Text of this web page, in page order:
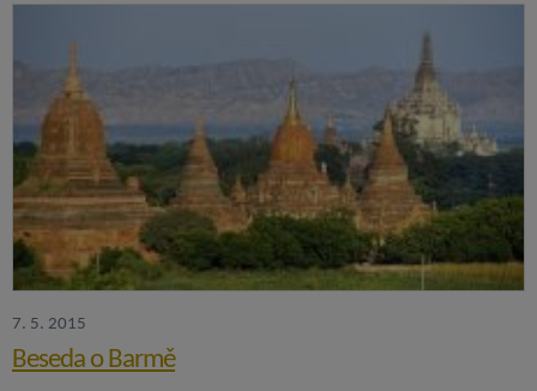
7. 5. 2015
Beseda o Barmě